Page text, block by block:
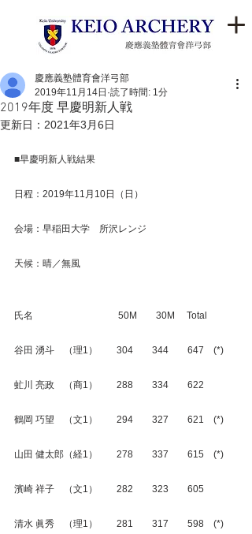
2019年度 早慶明新人戦
慶應義塾體育會洋弓部
2019年11月14日 読了時間: 1分
更新日： 2021年3月6日
■早慶明新人戦結果
日程：2019年11月10日（日）
会場：早稲田大学　所沢レンジ
天候：晴／無風
氏名　　　　　　　　　50M　　30M　 Total
谷田 湧斗　（理1）　　304　　344　　647　(*)
虻川 亮政　（商1）　　288　　334　　622
鶴岡 巧望　（文1）　　294　　327　　621　(*)
山田 健太郎（経1）　　278　　337　　615　(*)
濱崎 祥子　（文1）　　282　　323　　605
清水 眞秀　（理1）　　281　　317　　598　(*)